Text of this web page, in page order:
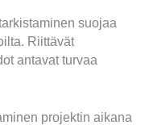
suojaa
Riittävät
antavat turvaa
projektin aikana